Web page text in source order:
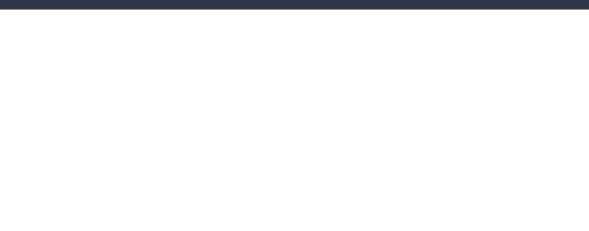
Язык Конфиденциальность Обратная связь Cookies